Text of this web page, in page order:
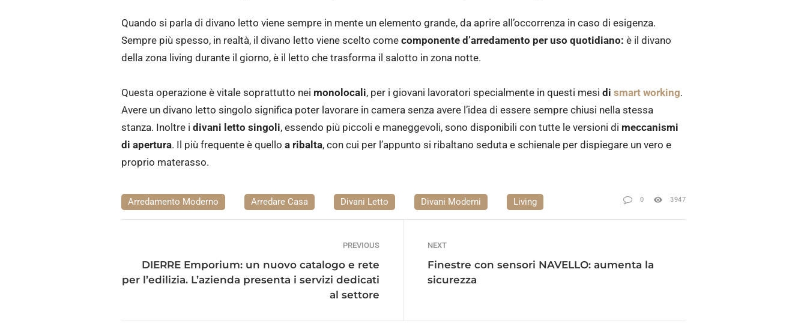
Quando si parla di divano letto viene sempre in mente un elemento grande, da aprire all’occorrenza in caso di esigenza.
Sempre più spesso, in realtà, il divano letto viene scelto come componente d’arredamento per uso quotidiano: è il divano
della zona living durante il giorno, è il letto che trasforma il salotto in zona notte.
Questa operazione è vitale soprattutto nei monolocali, per i giovani lavoratori specialmente in questi mesi di smart working.
Avere un divano letto singolo significa poter lavorare in camera senza avere l’idea di essere sempre chiusi nella stessa
stanza. Inoltre i divani letto singoli, essendo più piccoli e maneggevoli, sono disponibili con tutte le versioni di meccanismi
di apertura. Il più frequente è quello a ribalta, con cui per l’appunto si ribaltano seduta e schienale per dispiegare un vero e
proprio materasso.
Arredamento Moderno Arredare Casa Divani Letto Divani Moderni Living 0 3947
PREVIOUS
DIERRE Emporium: un nuovo catalogo e rete
per l’edilizia. L’azienda presenta i servizi dedicati
al settore
NEXT
Finestre con sensori NAVELLO: aumenta la
sicurezza